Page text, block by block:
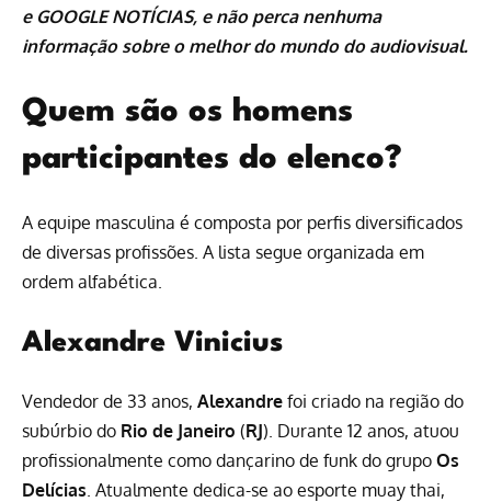
e GOOGLE NOTÍCIAS, e não perca nenhuma
informação sobre o melhor do mundo do audiovisual.
Quem são os homens
participantes do elenco?
A equipe masculina é composta por perfis diversificados
de diversas profissões. A lista segue organizada em
ordem alfabética.
Alexandre Vinicius
Vendedor de 33 anos, Alexandre foi criado na região do
subúrbio do Rio de Janeiro (RJ). Durante 12 anos, atuou
profissionalmente como dançarino de funk do grupo Os
Delícias . Atualmente dedica-se ao esporte muay thai,